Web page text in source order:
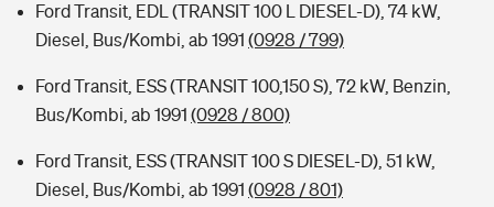
Ford Transit, EDL (TRANSIT 100 L DIESEL-D), 74 kW,
Diesel, Bus/Kombi, ab 1991 (0928 / 799)
Ford Transit, ESS (TRANSIT 100,150 S), 72 kW, Benzin,
Bus/Kombi, ab 1991 (0928 / 800)
Ford Transit, ESS (TRANSIT 100 S DIESEL-D), 51 kW,
Diesel, Bus/Kombi, ab 1991 (0928 / 801)